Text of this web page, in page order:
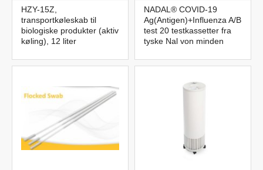
HZY-15Z,
transportkøleskab til
biologiske produkter (aktiv
køling), 12 liter
NADAL® COVID-19
Ag(Antigen)+Influenza A/B
test 20 testkassetter fra
tyske Nal von minden